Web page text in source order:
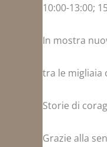
10:00-13:00;
In mostra
tra le migliaia
Storie di
Grazie alla